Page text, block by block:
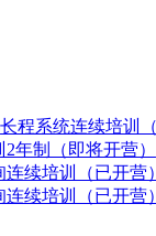
程系统连续培训
年制（即将开营）
续培训（已开营）
续培训（已开营）